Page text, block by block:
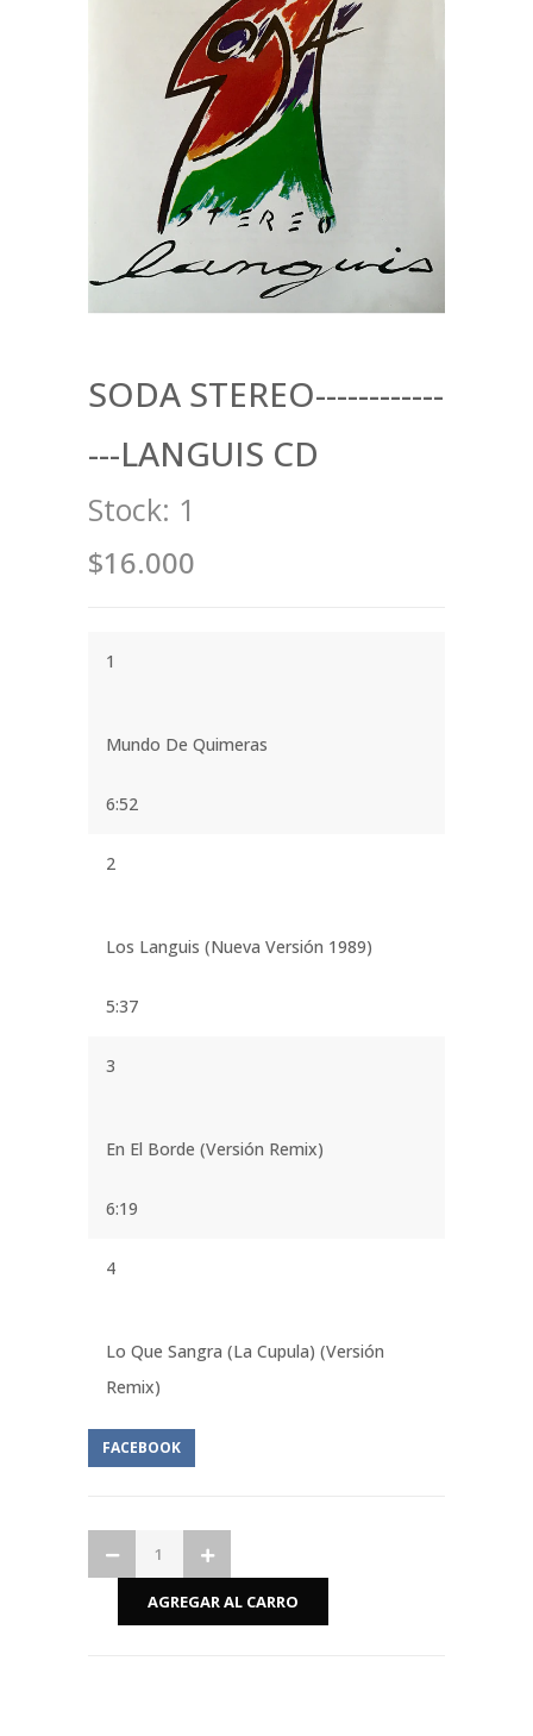
SODA STEREO------------
---LANGUIS CD
Stock: 1
$16.000
1
Mundo De Quimeras
6:52
2
Los Languis (Nueva Versión 1989)
5:37
3
En El Borde (Versión Remix)
6:19
4
Lo Que Sangra (La Cupula) (Versión
Remix)
FACEBOOK